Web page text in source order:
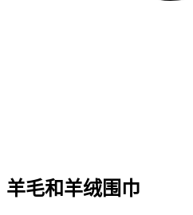
羊毛和羊绒围巾